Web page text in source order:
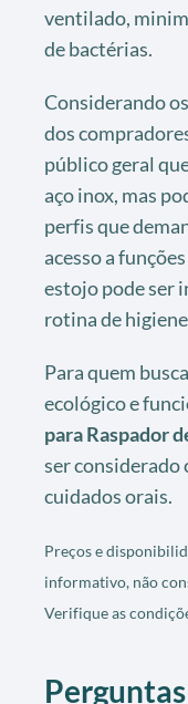
ventilado,
de bactérias.
Considerando
dos
público geral
aço inox, mas
perfis que
acesso a
estojo pode ser
rotina de
Para quem
ecológico e
para Raspador
ser considerado
cuidados orais.
Preços e
informativo, não
Verifique as